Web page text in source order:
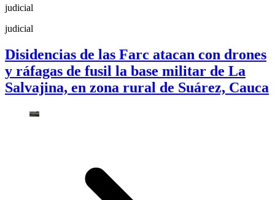
judicial
judicial
Disidencias de las Farc atacan con drones
y ráfagas de fusil la base militar de La
Salvajina, en zona rural de Suárez, Cauca